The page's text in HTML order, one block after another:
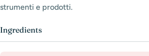
strumenti e prodotti.
Ingredients